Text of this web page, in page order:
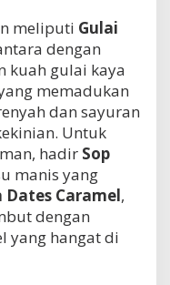
meliputi Gulai
dengan
kuah gulai kaya
memadukan
dan sayuran
Untuk
hadir Sop
manis yang
Dates Caramel,
dengan
yang hangat di